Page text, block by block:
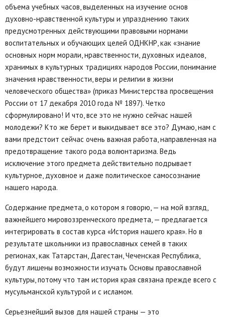
объема учебных часов, выделенных на изучение основ
духовно-нравственной культуры и упразднению таких
предусмотренных действующими правовыми нормами
воспитательных и обучающих целей ОДНКНР, как «знание
основных норм морали, нравственности, духовных идеалов,
хранимых в культурных традициях народов России, понимание
значения нравственности, веры и религии в жизни
человеческого общества» (приказ Министерства просвещения
России от 17 декабря 2010 года № 1897). Четко
сформулировано! И что, все это не нужно сейчас нашей
молодежи? Кто же берет и выкидывает все это? Думаю, нам с
вами предстоит сейчас очень важная работа, направленная на
предотвращение такого рода волюнтаризма. Ведь
исключение этого предмета действительно подрывает
культурное, духовное и даже политическое самосознание
нашего народа.
Содержание предмета, о котором я говорю, — на мой взгляд,
важнейшего мировоззренческого предмета, — предлагается
интегрировать в состав курса «История нашего края». Но в
результате школьники из православных семей в таких
регионах, как Татарстан, Дагестан, Чеченская Республика,
будут лишены возможности изучать Основы православной
культуры, потому что там история края связана прежде всего с
мусульманской культурой и с исламом.
Серьезнейший вызов для нашей страны — это